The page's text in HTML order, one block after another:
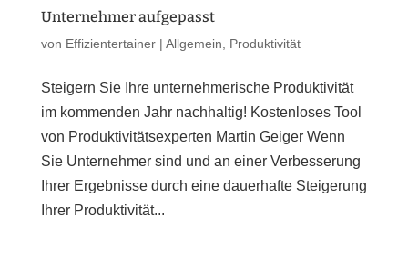
Unternehmer aufgepasst
von Effizientertainer| Allgemein Produktivität
Steigern Sie Ihre unternehmerische Produktivität
im kommenden Jahr nachhaltig! Kostenloses Tool
von Produktivitätsexperten Martin Geiger Wenn
Sie Unternehmer sind und an einer Verbesserung
Ihrer Ergebnisse durch eine dauerhafte Steigerung
Ihrer Produktivität...